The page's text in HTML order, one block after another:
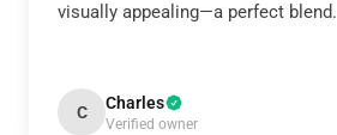
visually appealing—a perfect blend.
C Charles
Verified owner